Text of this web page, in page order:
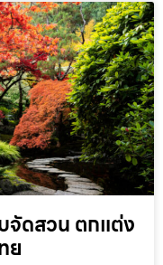
จัดสวน ตกแต่ง
ย